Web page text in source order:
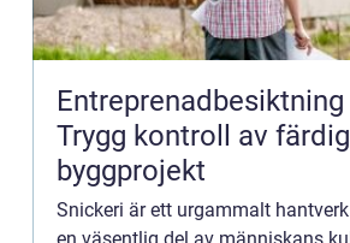
Trygg kontroll av
byggprojekt
Snickeri är ett urgammalt